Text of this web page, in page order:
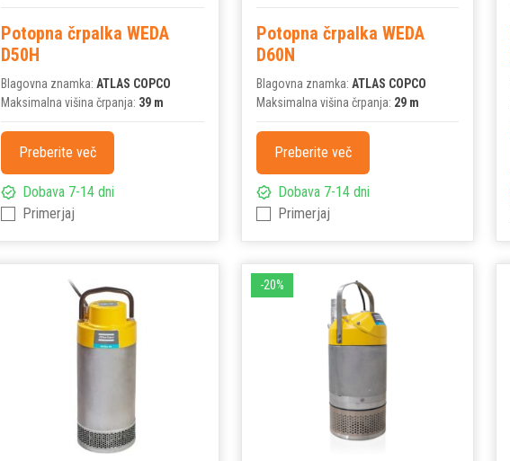
Potopna črpalka WEDA
D50H
Blagovna znamka: ATLAS COPCO
Maksimalna višina črpanja: 39 m
Preberite več
Dobava 7-14 dni
Primerjaj
Potopna črpalka WEDA
D60N
Blagovna znamka: ATLAS COPCO
Maksimalna višina črpanja: 29 m
Preberite več
Dobava 7-14 dni
Primerjaj
-20%